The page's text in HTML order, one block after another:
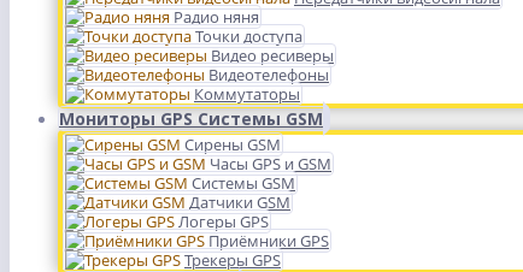
Радио няня
Точки доступа
Видео ресиверы
Видеотелефоны
Коммутаторы
Мониторы GPS Системы GSM
Сирены GSM
Часы GPS и GSM
Системы GSM
Датчики GSM
Логеры GPS
Приёмники GPS
Трекеры GPS